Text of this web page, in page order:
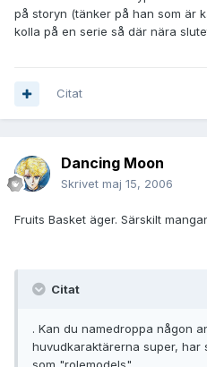
på storyn (tänker på han som är
kolla på en serie så där nära
Citat
Dancing Moon
Skrivet maj 15, 2006
Fruits Basket äger. Särskilt
Citat
. Kan du namedroppa någon
huvudkaraktärerna super, har